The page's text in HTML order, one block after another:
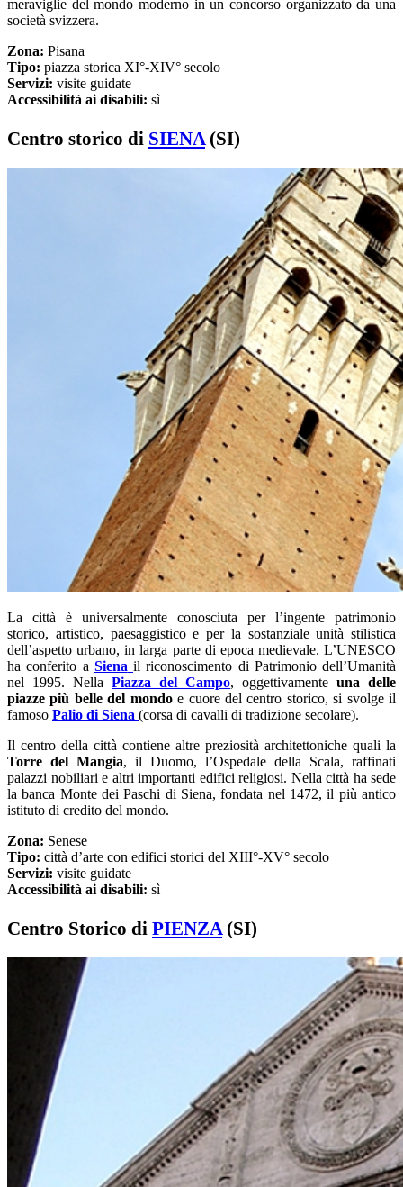
meraviglie del mondo moderno in un concorso organizzato da una
società svizzera.
Zona: Pisana
Tipo: piazza storica XI°-XIV° secolo
Servizi: visite guidate
Accessibilità ai disabili: sì
Centro storico di SIENA (SI)
La città è universalmente conosciuta per l’ingente patrimonio
storico, artistico, paesaggistico e per la sostanziale unità stilistica
dell’aspetto urbano, in larga parte di epoca medievale. L’UNESCO
ha conferito a Siena il riconoscimento di Patrimonio dell’Umanità
nel 1995. Nella Piazza del Campo, oggettivamente una delle
piazze più belle del mondoe cuore del centro storico, si svolge il
famoso Palio di Siena (corsa di cavalli di tradizione secolare).
Il centro della città contiene altre preziosità architettoniche quali la
Torre del Mangia, il Duomo, l’Ospedale della Scala, raffinati
palazzi nobiliari e altri importanti edifici religiosi. Nella città ha sede
la banca Monte dei Paschi di Siena, fondata nel 1472, il più antico
istituto di credito del mondo.
Zona: Senese
Tipo: città d’arte con edifici storici del XIII°-XV° secolo
Servizi: visite guidate
Accessibilità ai disabili: sì
Centro Storico di PIENZA (SI)